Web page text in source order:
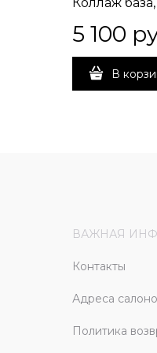
C)
встречная
5 100
В
ВАЖНАЯ
Контакты
Адреса
Политика